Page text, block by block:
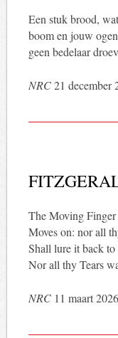
Een stuk brood,
boom en jouw
geen bedelaar
NRC21 december
The Moving
Moves on: nor all
Shall lure it back
Nor all thy Tears
NRC11 maart 2026